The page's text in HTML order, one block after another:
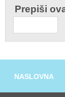
Prepiši
NASLOVNA